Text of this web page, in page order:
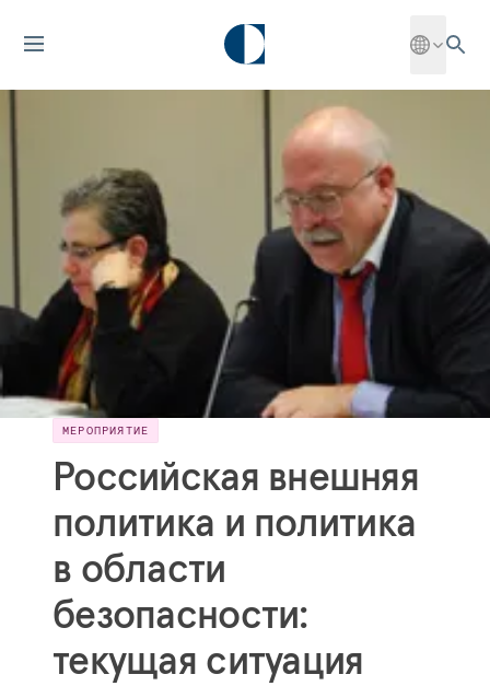
МЕРОПРИЯТИЕ
Российская внешняя
политика и политика
в области
безопасности:
текущая ситуация